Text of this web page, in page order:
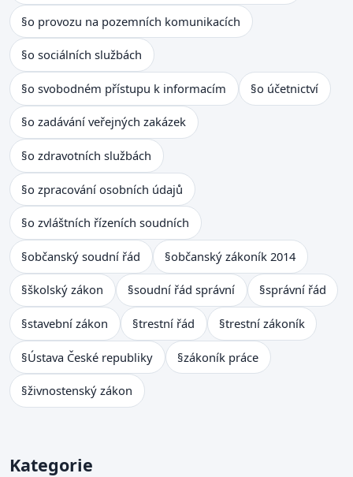
§o provozu na pozemních komunikacích
§o sociálních službách
§o svobodném přístupu k informacím §o účetnictví
§o zadávání veřejných zakázek
§o zdravotních službách
§o zpracování osobních údajů
§o zvláštních řízeních soudních
§občanský soudní řád §občanský zákoník 2014
§školský zákon §soudní řád správní §správní řád
§stavební zákon §trestní řád §trestní zákoník
§Ústava České republiky §zákoník práce
§živnostenský zákon
Kategorie